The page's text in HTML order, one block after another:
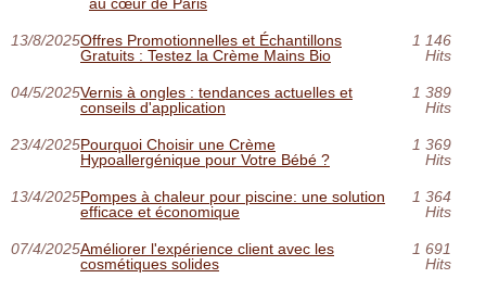
au cœur de Paris
13/8/2025Offres Promotionnelles et Échantillons
Gratuits : Testez la Crème Mains Bio
1 146
Hits
04/5/2025Vernis à ongles : tendances actuelles et
conseils d'application
1 389
Hits
23/4/2025Pourquoi Choisir une Crème
Hypoallergénique pour Votre Bébé ?
1 369
Hits
13/4/2025Pompes à chaleur pour piscine: une solution
efficace et économique
1 364
Hits
07/4/2025Améliorer l'expérience client avec les
cosmétiques solides
1 691
Hits